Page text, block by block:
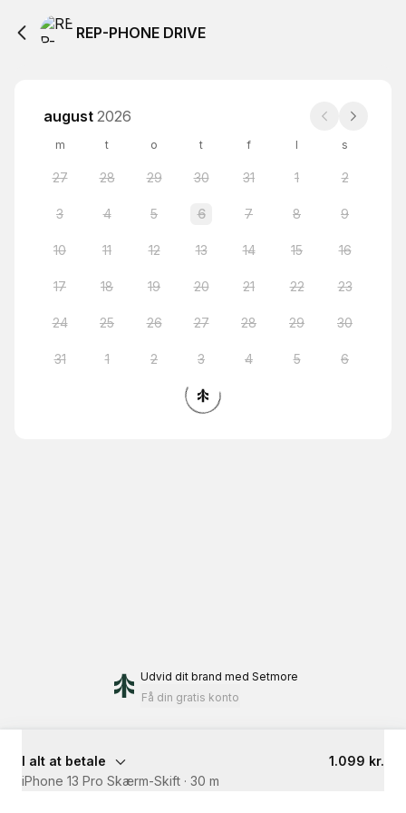
REP-PHONE DRIVE
august 2026
m t o t f l s
27 28 29 30 31 1 2
3 4 5 6 7 8 9
10 11 12 13 14 15 16
17 18 19 20 21 22 23
24 25 26 27 28 29 30
31 1 2 3 4 5 6
Udvid dit brand med Setmore
Få din gratis konto
I alt at betale
1.099 kr.
iPhone 13 Pro Skærm-Skift · 30 m